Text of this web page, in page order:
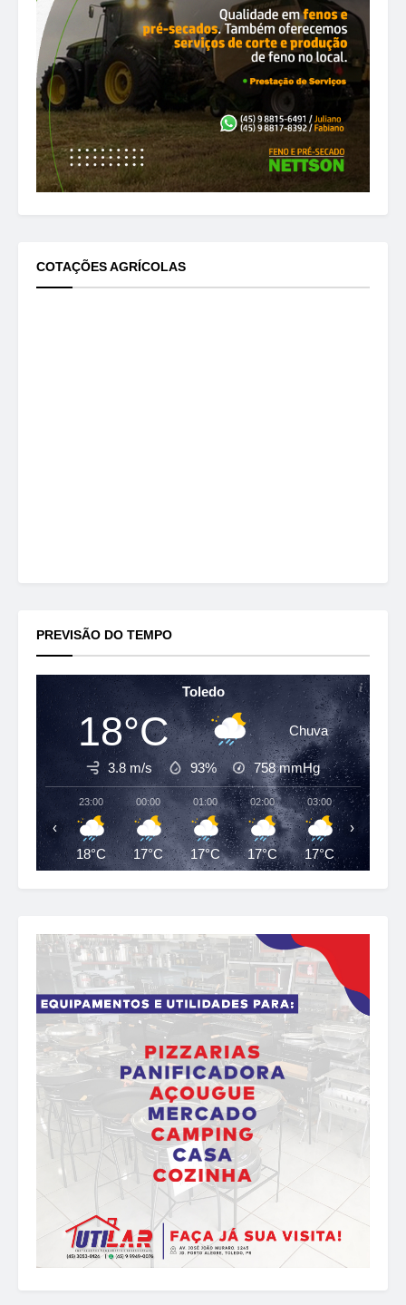
COTAÇÕES AGRÍCOLAS
PREVISÃO DO TEMPO
Toledo
18°C Chuva
3.8 m/s 93% 758mmHg
23:00
18°C
00:00
17°C
01:00
17°C
02:00
17°C
03:00
17°C
04:00
‹ ›